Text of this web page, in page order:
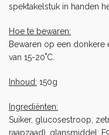
spektakelstuk in handen
Hoe te bewaren:
Bewaren op een
van 15-20˚C.
Inhoud: 150g
Ingrediënten:
Suiker, glucosestroop,
raapzaad), glansmiddel: